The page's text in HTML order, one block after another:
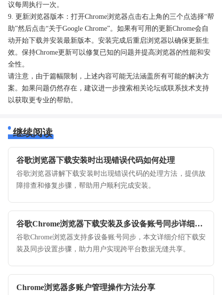
议每周执行一次。
9. 更新浏览器版本：打开Chrome浏览器点击右上角的三个点选择“帮
助”然后点击“关于Google Chrome”。如果有可用的更新Chrome会自
动开始下载并安装最新版本。安装完成后重启浏览器以确保更新生
效。保持Chrome更新可以修复已知的问题并提高浏览器的性能和安
全性。
请注意，由于篇幅限制，上述内容可能无法涵盖所有可能的解决方
案。如果问题仍然存在，建议进一步搜索相关论坛或联系技术支持
以获取更专业的帮助。
继续阅读
谷歌浏览器下载安装时出现错误代码如何处理
谷歌浏览器讲解下载安装时出现错误代码的处理方法，提供故
障排查和修复步骤，帮助用户顺利完成安装。
谷歌Chrome浏览器下载安装及多设备账号同步详细步骤
谷歌Chrome浏览器支持多设备账号同步，本文详细介绍下载安
装及同步设置步骤，助力用户实现跨平台数据无缝共享。
Chrome浏览器多账户管理操作方法分享